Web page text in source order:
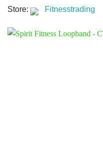
Zonder Hellingshoek
Apps
Store: Fitnesstrading